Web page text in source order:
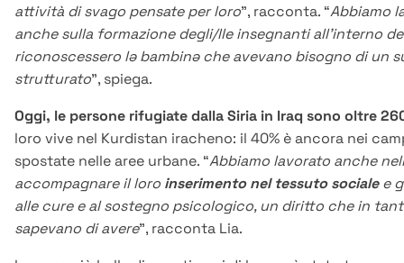
attività di svago pensate per loro”, racconta. “Abbiamo
anche sulla formazione degli/lle insegnanti all’interno
riconoscessero lə bambinə che avevano bisogno di un
strutturato”, spiega.
Oggi, le persone rifugiate dalla Siria in Iraq sono oltre
loro vive nel Kurdistan iracheno: il 40% è ancora nei
spostate nelle aree urbane. “Abbiamo lavorato anche
accompagnare il loro inserimento nel tessuto socialee
alle cure e al sostegno psicologico, un diritto che in
sapevano di avere”, racconta Lia.